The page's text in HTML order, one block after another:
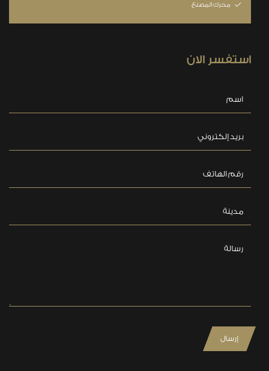
محرك المصنع
استفسر الان
اسم
بريد إلكتروني
رقم الهاتف
مدينة
رسالة
إرسال